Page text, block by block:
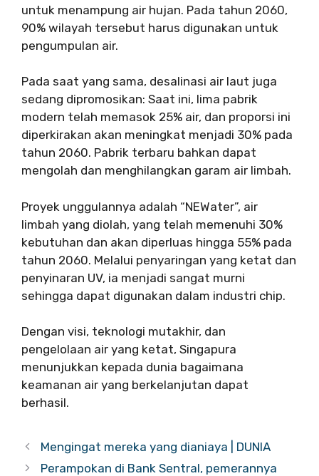
untuk menampung air hujan. Pada tahun 2060,
90% wilayah tersebut harus digunakan untuk
pengumpulan air.
Pada saat yang sama, desalinasi air laut juga
sedang dipromosikan: Saat ini, lima pabrik
modern telah memasok 25% air, dan proporsi ini
diperkirakan akan meningkat menjadi 30% pada
tahun 2060. Pabrik terbaru bahkan dapat
mengolah dan menghilangkan garam air limbah.
Proyek unggulannya adalah “NEWater”, air
limbah yang diolah, yang telah memenuhi 30%
kebutuhan dan akan diperluas hingga 55% pada
tahun 2060. Melalui penyaringan yang ketat dan
penyinaran UV, ia menjadi sangat murni
sehingga dapat digunakan dalam industri chip.
Dengan visi, teknologi mutakhir, dan
pengelolaan air yang ketat, Singapura
menunjukkan kepada dunia bagaimana
keamanan air yang berkelanjutan dapat
berhasil.
Mengingat mereka yang dianiaya | DUNIA
Perampokan di Bank Sentral, pemerannya